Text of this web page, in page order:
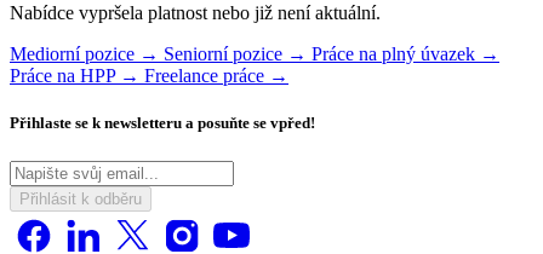
Nabídce vypršela platnost nebo již není aktuální.
Mediorní pozice → Seniorní pozice → Práce na plný úvazek →
Práce na HPP → Freelance práce →
Přihlaste se k newsletteru a posuňte se vpřed!
Přihlásit k odběru